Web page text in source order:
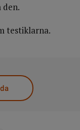
testiklarna.